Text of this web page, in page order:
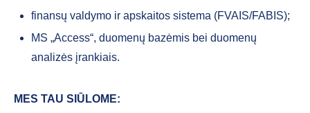
finansų valdymo ir apskaitos sistema (FVAIS/FABIS);
MS „Access“, duomenų bazėmis bei duomenų
analizės įrankiais.
MES TAU SIŪLOME: